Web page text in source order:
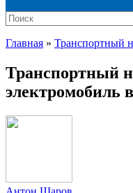
Главная » Транспортный
Транспортный
электромобиль